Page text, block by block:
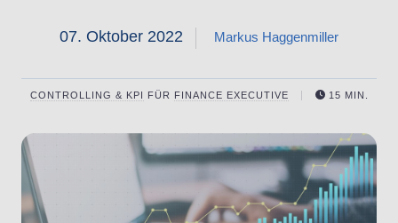
07. Oktober 2022 Markus Haggenmiller
CONTROLLING & KPI FÜR FINANCE EXECUTIVE 15 MIN.